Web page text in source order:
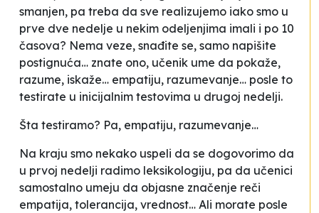
smanjen, pa treba da sve realizujemo iako smo u
prve dve nedelje u nekim odeljenjima imali i po 10
časova? Nema veze, snađite se, samo napišite
postignuća… znate ono, učenik ume da pokaže,
razume, iskaže… empatiju, razumevanje… posle to
testirate u inicijalnim testovima u drugoj nedelji.
Šta testiramo? Pa, empatiju, razumevanje…
Na kraju smo nekako uspeli da se dogovorimo da
u prvoj nedelji radimo leksikologiju, pa da učenici
samostalno umeju da objasne značenje reči
empatija, tolerancija, vrednost… Ali morate posle